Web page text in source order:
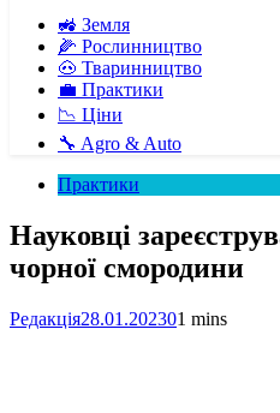
🚜 Земля
🌽 Рослинництво
🐽 Тваринництво
💼 Практики
📉 Ціни
🔧 Agro & Auto
Практики
Науковці
чорної смородини
Редакція28.01.202301 mins